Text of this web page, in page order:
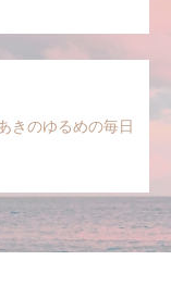
きのゆるめの毎日